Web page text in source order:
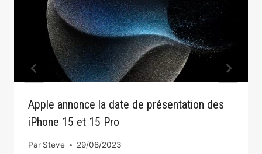
Apple annonce la date de présentation des
iPhone 15 et 15 Pro
Par Steve 29/08/2023